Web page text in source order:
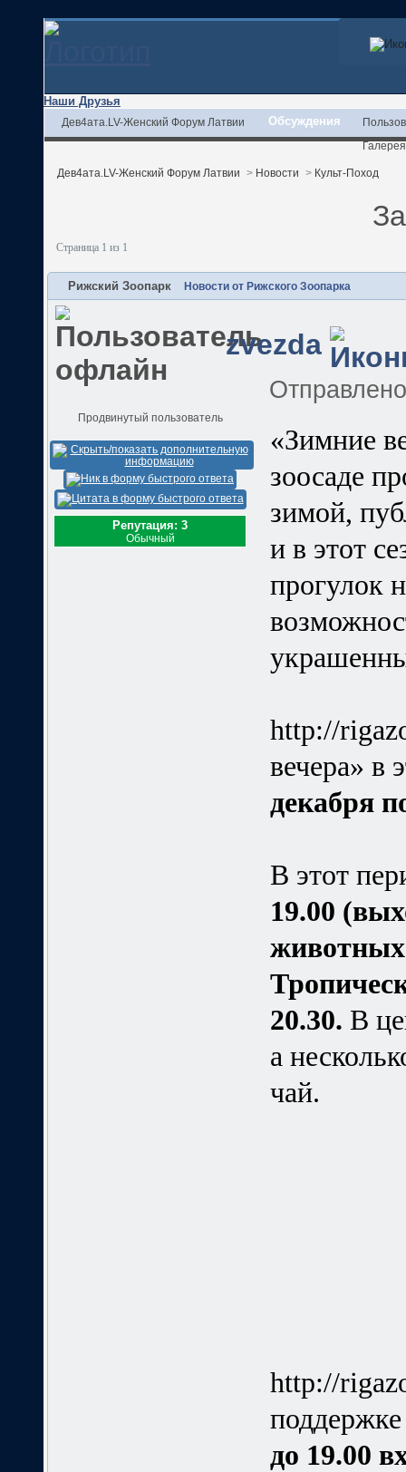
Наши Друзья
Дев4ата.LV-Женский Форум Латвии Обсуждения
Галерея
Дев4ата.LV-Женский Форум Латвии > Новости > Культ-Поход
Страница 1 из 1
Рижский Зоопарк Новости от Рижского Зоопарка
zvezda
Продвинутый пользователь
Репутация: 3
Обычный
«Зимние
зоосаде
зимой,
и в этот
прогулок
http://
вечера» в
декабря
В этот
19.00
20.30. В
а
чай.
http://
до 19.00